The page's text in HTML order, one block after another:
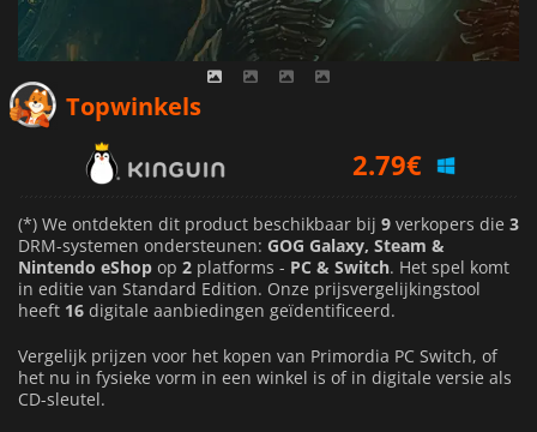
Topwinkels
3.56€
2.99€
(*) We ontdekten dit product beschikbaar bij 9 verkopers die 3
DRM-systemen ondersteunen: GOG Galaxy, Steam &
Nintendo eShop op 2 platforms - PC & Switch. Het spel komt
in editie van Standard Edition. Onze prijsvergelijkingstool
heeft 16 digitale aanbiedingen geïdentificeerd.
Vergelijk prijzen voor het kopen van Primordia PC Switch, of
het nu in fysieke vorm in een winkel is of in digitale versie als
CD-sleutel.